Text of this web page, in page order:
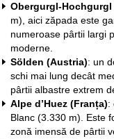
Obergurgl-Hochgurgl
m), aici zăpada este
numeroase pârtii largi
moderne.
Sölden (Austria): un
schi mai lung decât
pârtii albastre extrem
Alpe d’Huez (Franța):
Blanc (3.330 m). Este
zonă imensă de pârtii